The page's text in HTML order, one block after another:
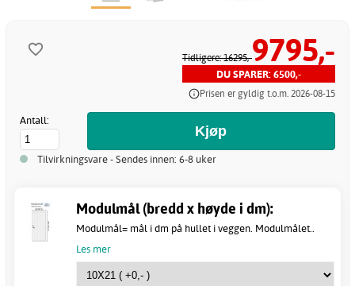
Tidligere: 16295,-9795,-
DU SPARER: 6500,-
Prisen er gyldig t.o.m. 2026-08-15
Antall:
Tilvirkningsvare - Sendes innen: 6-8 uker
Modulmål (bredd x høyde i dm):
Modulmål= mål i dm på hullet i veggen. Modulmålet..
Les mer